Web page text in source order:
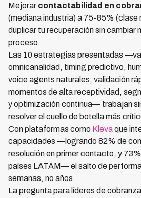
Mejorar contactabilidad en
(mediana industria) a 75-85% (clase
duplicar tu recuperación sin cambiar
proceso.
Las 10 estrategias presentadas
omnicanalidad, timing predictivo,
voice agents naturales, validación
momentos de alta receptividad,
y optimización continua— trabajan
resolver el cuello de botella más
Con plataformas como Klevaque
capacidades —logrando 82% de
resolución en primer contacto, y
países LATAM— el salto de
semanas, no años.
La pregunta para líderes de